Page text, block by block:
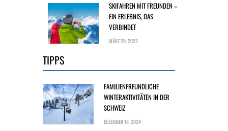
SKIFAHREN MIT FREUNDEN –
EIN ERLEBNIS, DAS
VERBINDET
MÄRZ 29, 2022
TIPPS
FAMILIENFREUNDLICHE
WINTERAKTIVITÄTEN IN DER
SCHWEIZ
DEZEMBER 18, 2024